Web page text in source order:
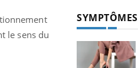
le sens du
SYMPTÔMES